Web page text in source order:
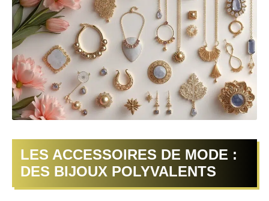
LES ACCESSOIRES DE MODE :
DES BIJOUX POLYVALENTS